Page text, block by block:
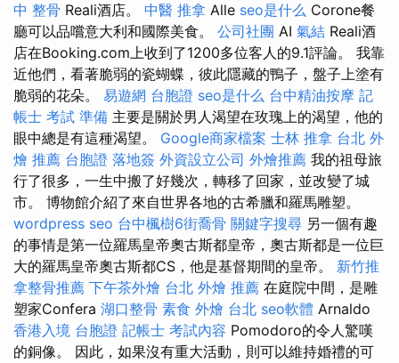
中 整骨 Reali酒店。 中醫 推拿 Alle seo是什么 Corone餐
廳可以品嚐意大利和國際美食。 公司社團 AI 氣結 Reali酒
店在Booking.com上收到了1200多位客人的9.1評論。 我靠
近他們，看著脆弱的瓷蝴蝶，彼此隱藏的鴨子，盤子上塗有
脆弱的花朵。 易遊網 台胞證 seo是什么 台中精油按摩 記
帳士 考試 準備 主要是關於男人渴望在玫瑰上的渴望，他的
眼中總是有這種渴望。 Google商家檔案 士林 推拿 台北 外
燴 推薦 台胞證 落地簽 外資設立公司 外燴推薦 我的祖母旅
行了很多，一生中搬了好幾次，轉移了回家，並改變了城
市。 博物館介紹了來自世界各地的古希臘和羅馬雕塑。
wordpress seo 台中楓樹6街喬骨 關鍵字搜尋 另一個有趣
的事情是第一位羅馬皇帝奧古斯都皇帝，奧古斯都是一位巨
大的羅馬皇帝奧古斯都CS，他是基督期間的皇帝。 新竹推
拿整骨推薦 下午茶外燴 台北 外燴 推薦 在庭院中間，是雕
塑家Confera 湖口整骨 素食 外燴 台北 seo軟體 Arnaldo
香港入境 台胞證 記帳士 考試內容 Pomodoro的令人驚嘆
的銅像。 因此，如果沒有重大活動，則可以維持婚禮的可